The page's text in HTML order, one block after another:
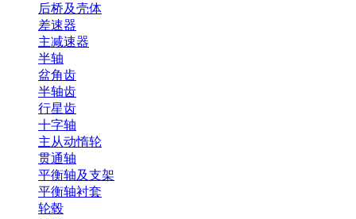
后桥及壳体
差速器
主减速器
半轴
盆角齿
半轴齿
行星齿
十字轴
主从动惰轮
贯通轴
平衡轴及支架
平衡轴衬套
轮毂